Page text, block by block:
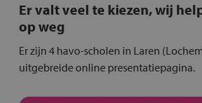
Er valt veel te kiezen, wij
op weg
Er zijn 4 havo-scholen in Laren
uitgebreide online presentatiepagina.